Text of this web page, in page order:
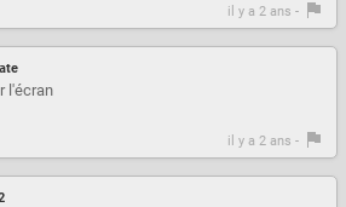
il y a 2 ans -
l'écran
il y a 2 ans -